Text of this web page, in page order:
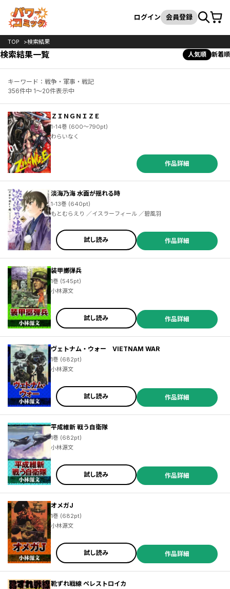
検索
ログイン 会員登録カート
TOP 検索結果
検索結果一覧 人気順 新着順
キーワード：戦争・軍事・戦記
356件中 1～20件表示中
ＺＩＮＧＮＩＺＥ
1-14巻 (600～790pt)
わらいなく
作品詳細
淡海乃海 水面が揺れる時
1-13巻 (640pt)
もとむらえり ／イスラーフィール ／碧風羽
試し読み 作品詳細
装甲擲弾兵
1巻 (545pt)
小林源文
試し読み 作品詳細
ヴェトナム・ウォー VIETNAM WAR
1巻 (682pt)
小林源文
試し読み 作品詳細
平成維新 戦う自衛隊
1巻 (682pt)
小林源文
試し読み 作品詳細
オメガJ
1巻 (682pt)
小林源文
試し読み 作品詳細
靴ずれ戦線 ペレストロイカ